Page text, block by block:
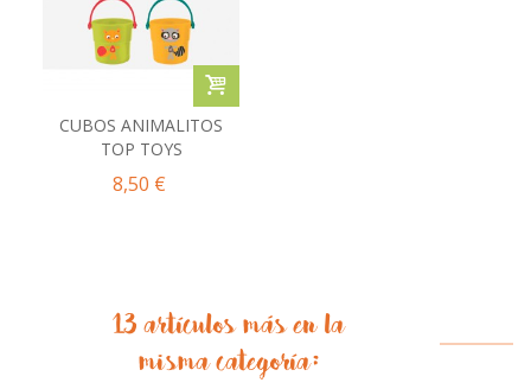
CUBOS ANIMALITOS
TOP TOYS
8,50 €
13 artículos más en la
misma categoría: